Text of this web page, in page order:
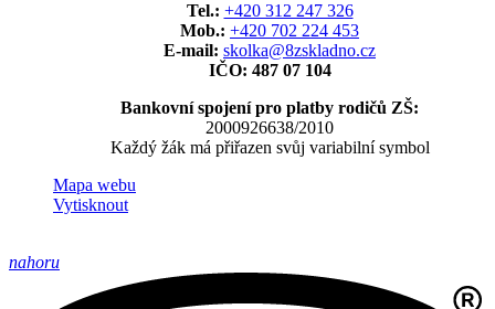
Tel.: +420 312 247 326
Mob.: +420 702 224 453
E-mail: skolka@8zskladno.cz
IČO: 487 07 104
Bankovní spojení pro platby rodičů ZŠ:
2000926638/2010
Každý žák má přiřazen svůj variabilní symbol
Mapa webu
Vytisknout
nahoru